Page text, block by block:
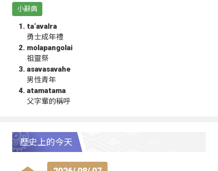
小辭典
ta‘avalra
勇士成年禮
molapangolai
祖靈祭
asavasavahe
男性青年
atamatama
父字輩的稱呼
歷史上的今天